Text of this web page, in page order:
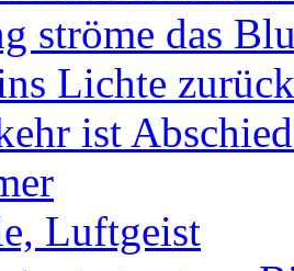
ströme das
Lichte zurück
ist
Luftgeist